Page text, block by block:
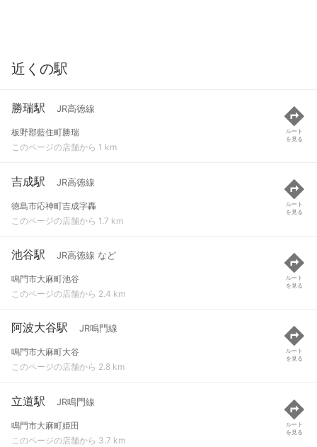
近くの駅
勝瑞駅 JR高徳線
板野郡藍住町勝瑞
このページの店舗から 1 km
ルート
を見る
吉成駅 JR高徳線
徳島市応神町吉成字轟
このページの店舗から 1.7 km
ルート
を見る
池谷駅 JR高徳線 など
鳴門市大麻町池谷
このページの店舗から 2.4 km
ルート
を見る
阿波大谷駅 JR鳴門線
鳴門市大麻町大谷
このページの店舗から 2.8 km
ルート
を見る
立道駅 JR鳴門線
鳴門市大麻町姫田
このページの店舗から 3.7 km
ルート
を見る